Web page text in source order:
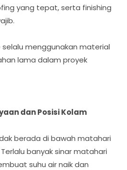
yang tepat, serta finishing
selalu menggunakan material
lama dalam proyek
dan Posisi Kolam
berada di bawah matahari
banyak sinar matahari
suhu air naik dan